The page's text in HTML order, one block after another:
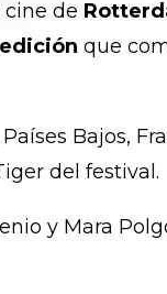
cine de
edición que
Bajos,
del festival.
y Mara